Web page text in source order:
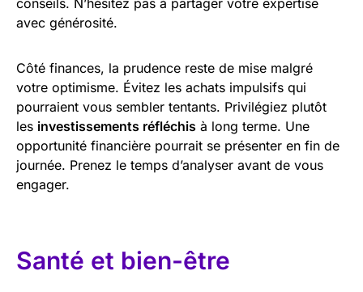
avec générosité.
Côté finances, la prudence reste de mise malgré
votre optimisme. Évitez les achats impulsifs qui
pourraient vous sembler tentants. Privilégiez plutôt
les investissements réfléchis à long terme. Une
opportunité financière pourrait se présenter en fin de
journée. Prenez le temps d’analyser avant de vous
engager.
Santé et bien-être